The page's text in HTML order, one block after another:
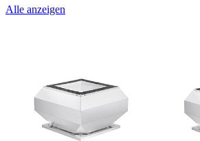
Alle anzeigen